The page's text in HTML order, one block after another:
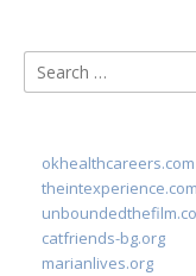
Search
for:
okhealthcareers.com
theintexperience.com
catfriends-bg.org
marianlives.org